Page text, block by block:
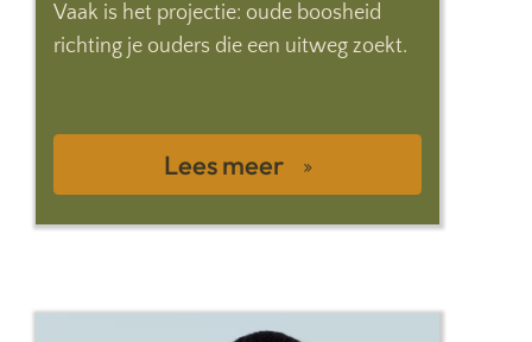
Vaak is het projectie: oude boosheid
richting je ouders die een uitweg zoekt.
Lees meer